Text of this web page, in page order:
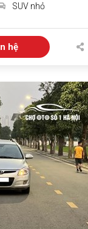
SUV nhỏ
hệ